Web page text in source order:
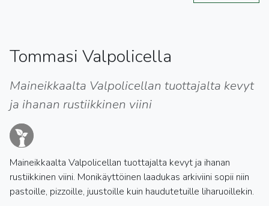
Tommasi Valpolicella
Maineikkaalta Valpolicellan tuottajalta kevyt
ja ihanan rustiikkinen viini
Maineikkaalta Valpolicellan tuottajalta kevyt ja ihanan
rustiikkinen viini. Monikäyttöinen laadukas arkiviini sopii niin
pastoille, pizzoille, juustoille kuin haudutetuille liharuoillekin.